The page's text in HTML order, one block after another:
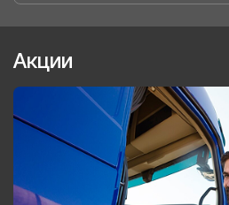
Акции